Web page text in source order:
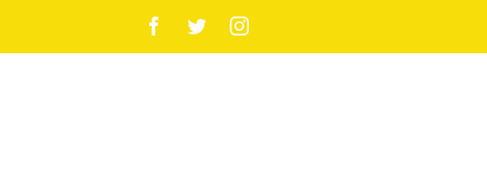
Facebook
TwitterInstagram